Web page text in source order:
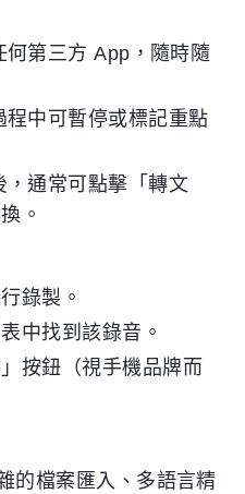
何第三方 App，隨時隨
程中可暫停或標記重點
，通常可點擊「轉文
。
錄製。
中找到該錄音。
按鈕（視手機品牌而
的檔案匯入、多語言精